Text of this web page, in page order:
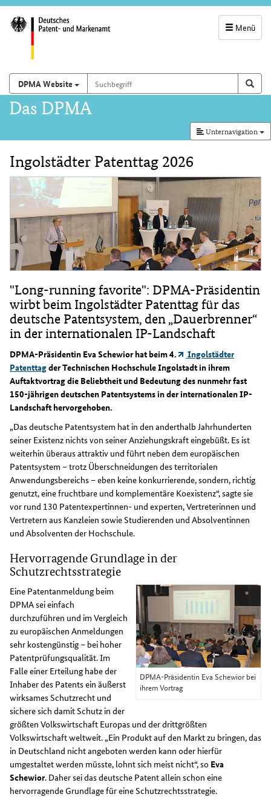
Menü
und
Suchfeld
Suchen auf
DPMA Website Suchbegriff
Hauptnavigation
Das DPMA
Unternavigation
Inhalt
Ingolstädter Patenttag 2026
"Long-running favorite": DPMA-Präsidentin
wirbt beim Ingolstädter Patenttag für das
deutsche Patentsystem, den „Dauerbrenner“
in der internationalen IP-Landschaft
DPMA-Präsidentin Eva Schewior hat beim 4.
Ingolstädter
Patenttagder Technischen Hochschule Ingolstadt in ihrem
Auftaktvortrag die Beliebtheit und Bedeutung des nunmehr fast
150-jährigen deutschen Patentsystems in der internationalen IP-
Landschaft hervorgehoben.
„Das deutsche Patentsystem hat in den anderthalb Jahrhunderten
seiner Existenz nichts von seiner Anziehungskraft eingebüßt. Es ist
weiterhin überaus attraktiv und führt neben dem europäischen
Patentsystem – trotz Überschneidungen des territorialen
Anwendungsbereichs – eben keine konkurrierende, sondern, richtig
genutzt, eine fruchtbare und komplementäre Koexistenz“, sagte sie
vor rund 130 Patentexpertinnen- und experten, Vertreterinnen und
Vertretern aus Kanzleien sowie Studierenden und Absolventinnen
und Absolventen der Hochschule.
Hervorragende Grundlage in der
Schutzrechtsstrategie
DPMA-Präsidentin Eva Schewior bei
ihrem Vortrag
Eine Patentanmeldung beim
DPMA sei einfach
durchzuführen und im Vergleich
zu europäischen Anmeldungen
sehr kostengünstig – bei hoher
Patentprüfungsqualität. Im
Falle einer Erteilung habe der
Inhaber des Patents ein äußerst
wirksames Schutzrecht und
sichere sich damit Schutz in der
größten Volkswirtschaft Europas und der drittgrößten
Volkswirtschaft weltweit. „Ein Produkt auf den Markt zu bringen, das
in Deutschland nicht angeboten werden kann oder hierfür
umgestaltet werden müsste, lohnt sich meist nicht“, so Eva
Schewior. Daher sei das deutsche Patent allein schon eine
hervorragende Grundlage für eine Schutzrechtsstrategie.